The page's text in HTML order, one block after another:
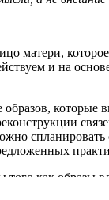
матери,
и на
того как
этот подход